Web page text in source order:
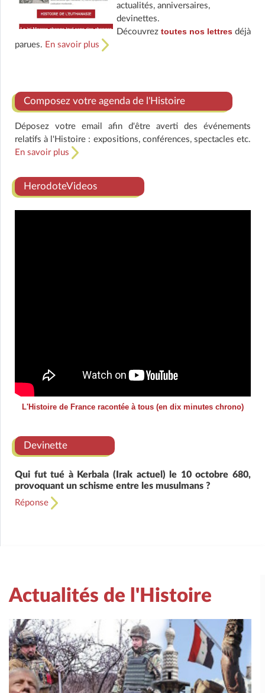
actualités, anniversaires,
devinettes.
Découvrez toutes nos lettresdéjà
parues. En savoir plus
Composez votre agenda de l'Histoire
Déposez votre email afin d'être averti des événements
relatifs à l'Histoire : expositions, conférences, spectacles etc.
En savoir plus
HerodoteVideos
L'Histoire de France racontée à tous (en dix minutes chrono)
Devinette
Qui fut tué à Kerbala (Irak actuel) le 10 octobre 680,
provoquant un schisme entre les musulmans ?
Réponse
Actualités de l'Histoire